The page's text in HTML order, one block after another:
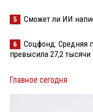
5 Сможет ли ИИ
6
Соцфонд: Средняя
превысила 27,2 тысячи
Главное сегодня